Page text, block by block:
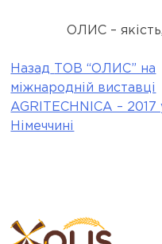
ОЛИС –
Post
navigation
Назад
ТОВ “ОЛИС” на
міжнародній виставці
AGRITECHNICA – 2017
Німеччині